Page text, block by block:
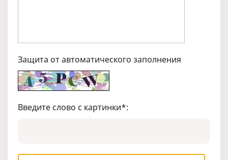
Защита от автоматического заполнения
Введите слово с картинки*: